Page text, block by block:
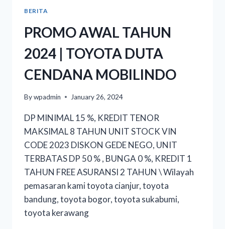
BERITA
PROMO AWAL TAHUN
2024 | TOYOTA DUTA
CENDANA MOBILINDO
Bywpadmin January 26, 2024
DP MINIMAL 15 %, KREDIT TENOR
MAKSIMAL 8 TAHUN UNIT STOCK VIN
CODE 2023 DISKON GEDE NEGO, UNIT
TERBATAS DP 50 % , BUNGA 0 %, KREDIT 1
TAHUN FREE ASURANSI 2 TAHUN \ Wilayah
pemasaran kami toyota cianjur, toyota
bandung, toyota bogor, toyota sukabumi,
toyota kerawang